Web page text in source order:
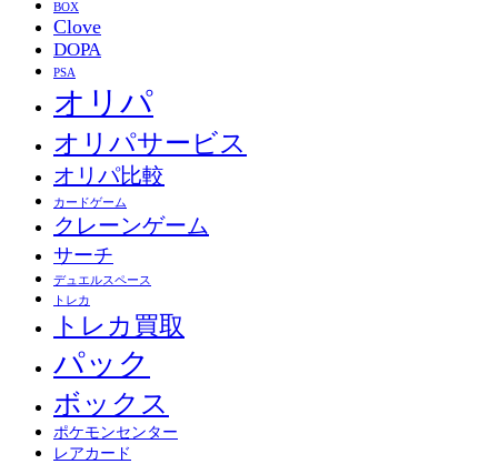
BOX
Clove
DOPA
PSA
オリパ
オリパサービス
オリパ比較
カードゲーム
クレーンゲーム
サーチ
デュエルスペース
トレカ
トレカ買取
パック
ボックス
ポケモンセンター
レアカード